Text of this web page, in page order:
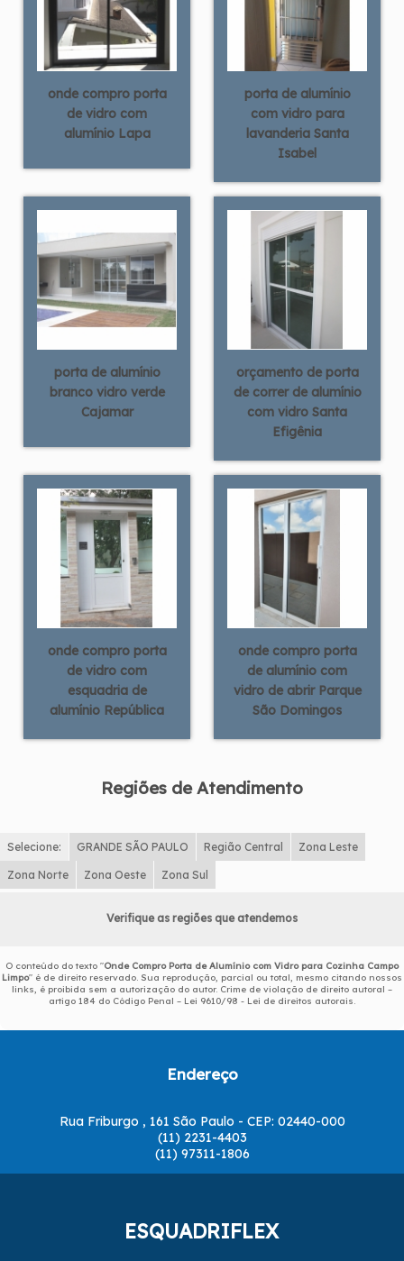
onde compro porta
de vidro com
alumínio Lapa
porta de alumínio
com vidro para
lavanderia Santa
Isabel
porta de alumínio
branco vidro verde
Cajamar
orçamento de porta
de correr de alumínio
com vidro Santa
Efigênia
onde compro porta
de vidro com
esquadria de
alumínio República
onde compro porta
de alumínio com
vidro de abrir Parque
São Domingos
Regiões de Atendimento
Selecione: GRANDE SÃO PAULO Região Central Zona Leste
Zona Norte Zona Oeste Zona Sul
Verifique as regiões que atendemos
O conteúdo do texto "Onde Compro Porta de Alumínio com Vidro para Cozinha Campo
Limpo" é de direito reservado. Sua reprodução, parcial ou total, mesmo citando nossos
links, é proibida sem a autorização do autor. Crime de violação de direito autoral –
artigo 184 do Código Penal – Lei 9610/98 - Lei de direitos autorais
Endereço
Rua Friburgo , 161 São Paulo - CEP: 02440-000
(11) 2231-4403
(11) 97311-1806
ESQUADRIFLEX